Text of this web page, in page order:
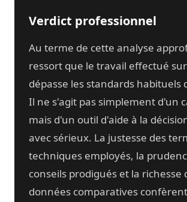
Verdict professionnel
Au terme de cette analyse
ressort que le travail effectué
dépasse les standards habituels
Il ne s'agit pas simplement d'un
mais d'un outil d'aide à la
avec sérieux. La justesse des
techniques employés, la
conseils prodigués et la richesse
données comparatives